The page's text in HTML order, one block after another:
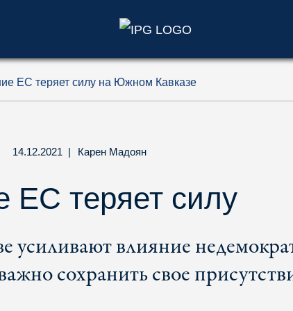
ЕС теряет силу на Южном Кавказе
14.12.2021 | Карен Мадоян
ЕС теряет силу
влияние
сохранить свое